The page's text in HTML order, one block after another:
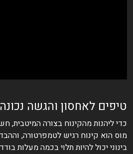
טיפים לאחסון והגשה נכונה
כדי ליהנות מהקינוח בצורה המיטבית,
מוס הוא קינוח רגיש לטמפרטורה,
בינוני יכול להיות תלוי בכמה מעלות